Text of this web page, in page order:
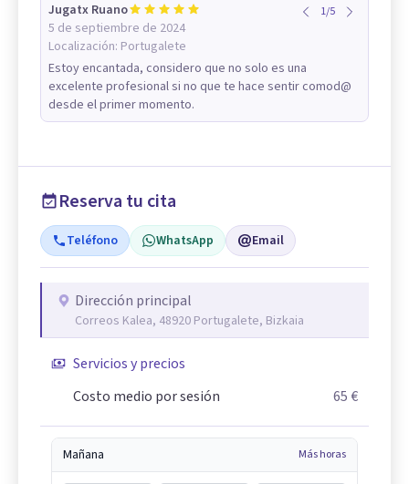
Jugatx Ruano
5 de septiembre de 2024
Localización: Portugalete
1/5
Estoy encantada, considero que no solo es una
excelente profesional si no que te hace sentir comod@
desde el primer momento.
Reserva tu cita
Teléfono WhatsApp Email
Dirección principal
Correos Kalea, 48920 Portugalete, Bizkaia
Servicios y precios
Costo medio por sesión
65 €
Mañana Más horas